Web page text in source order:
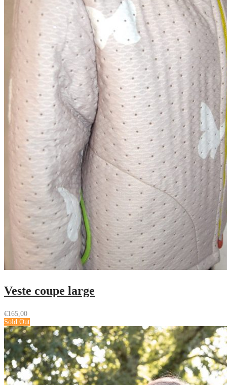
Veste coupe large
€165,00
Sold Out